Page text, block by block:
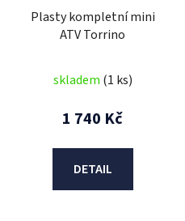
Plasty kompletní mini
ATV Torrino
skladem (1 ks)
1 740 Kč
DETAIL